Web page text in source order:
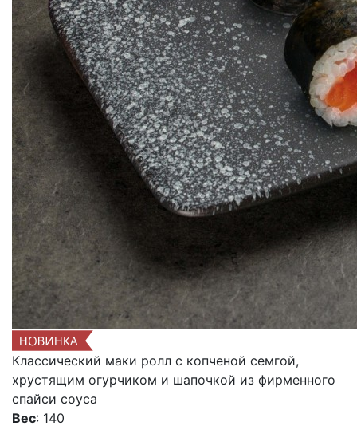
Классический маки ролл с копченой семгой,
хрустящим огурчиком и шапочкой из фирменного
спайси соуса
Вес: 140